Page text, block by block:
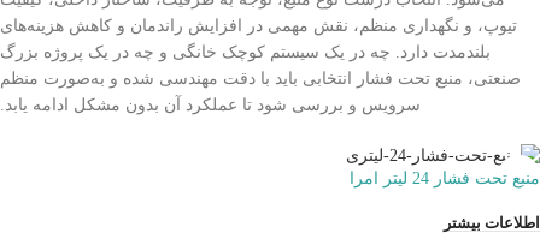
تیوپ، و نگهداری منظم، نقش مهمی در افزایش راندمان و کاهش هزینه‌های
بلندمدت دارد. چه در یک سیستم کوچک خانگی و چه در یک پروژه بزرگ
صنعتی، منبع تحت فشار انتخابی باید با دقت مهندسی شده و به‌صورت منظم
سرویس و بررسی شود تا عملکرد آن بدون مشکل ادامه یابد.
منبع تحت فشار 24 لیتر امرا
اطلاعات بیشتر